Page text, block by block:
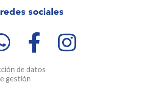
sociales
W
h
a
F
a
c
I
n
de datos
gestión